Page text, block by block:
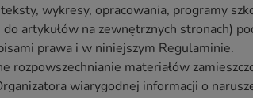
wykresy, opracowania, programy
artykułów na zewnętrznych stronach)
prawa i w niniejszym Regulaminie.
rozpowszechnianie materiałów
wiarygodnej informacji o